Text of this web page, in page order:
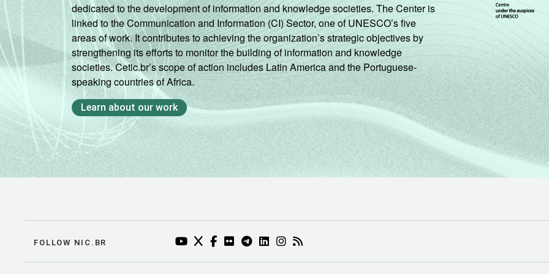
dedicated to the development of information and knowledge societies. The Center is
linked to the Communication and Information (CI) Sector, one of UNESCO’s five
areas of work. It contributes to achieving the organization’s strategic objectives by
strengthening its efforts to monitor the building of information and knowledge
societies. Cetic.br’s scope of action includes Latin America and the Portuguese-
speaking countries of Africa.
Learn about our work
FOLLOW NIC.BR YOUTUBE DO NIC.BR (ABRE EM NOVA ABA)
TWITTER DO NIC.BR (ABRE EM NOVA ABA)
FACEBOOK DO NIC.BR (ABRE EM NOVA ABA)
FLICKR DO NIC.BR (ABRE EM NOVA ABA)
TELEGRAM DO NIC.BR (ABRE EM NOVA ABA)
LINKEDIN DO NIC.BR (ABRE EM NOVA ABA)
INSTAGRAM DO NIC.BR (ABRE EM NOVA ABA)
RSS DO NIC.BR (ABRE EM NOVA ABA)